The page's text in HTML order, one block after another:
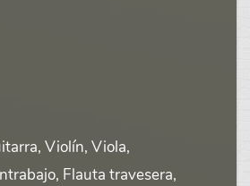
Violín, Viola,
Flauta travesera,